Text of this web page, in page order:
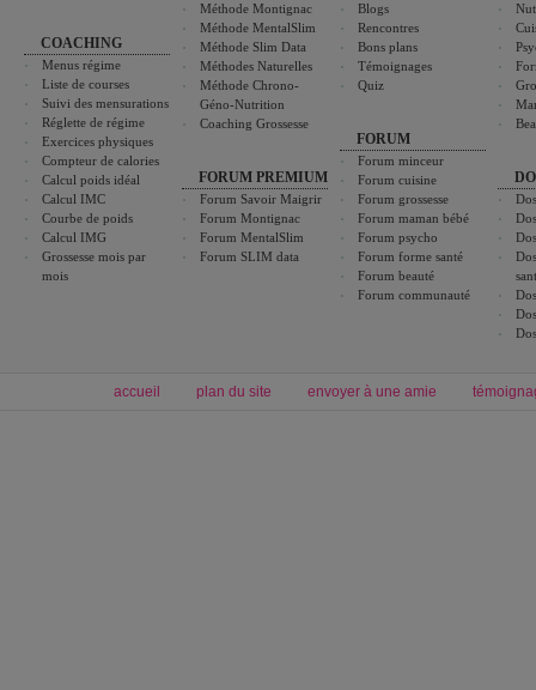
COACHING
Menus régime
Liste de courses
Suivi des mensurations
Réglette de régime
Exercices physiques
Compteur de calories
Calcul poids idéal
Calcul IMC
Courbe de poids
Calcul IMG
Grossesse mois par
mois
Méthode Montignac
Méthode MentalSlim
Méthode Slim Data
Méthodes Naturelles
Méthode Chrono-
Géno-Nutrition
Coaching Grossesse
FORUM PREMIUM
Forum Savoir Maigrir
Forum Montignac
Forum MentalSlim
Forum SLIM data
Blogs
Rencontres
Bons plans
Témoignages
Quiz
FORUM
Forum minceur
Forum cuisine
Forum grossesse
Forum maman bébé
Forum psycho
Forum forme santé
Forum beauté
Forum communauté
accueil plan du site envoyer à une amie